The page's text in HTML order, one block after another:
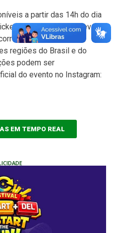
a partir das 14h do dia
Sports. O evento deve
amadores e
regiões do Brasil e do
podem ser
do evento no Instagram:
EM TEMPO REAL